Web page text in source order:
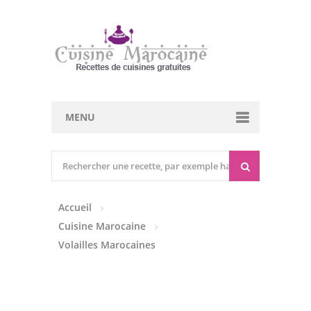
MENU
Entrées Froides
Tajines
Accueil
Cuisine Marocaine
Volailles Marocaines